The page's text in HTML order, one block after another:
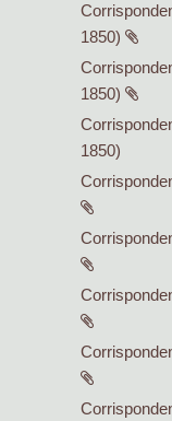
1850)
1850)
1850)